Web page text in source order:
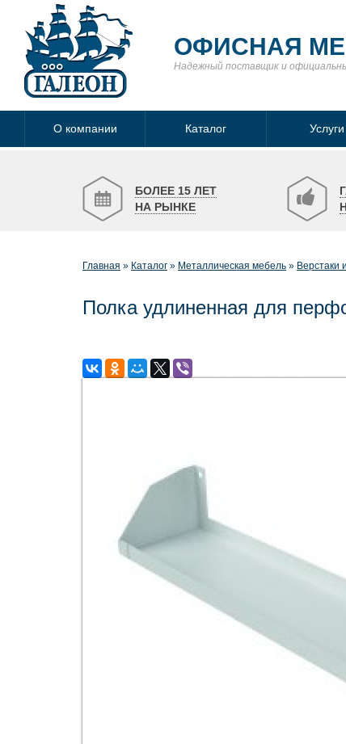
ОФИСНАЯ
Надежный поставщик и
О компании Каталог Услуги
БОЛЕЕ 15 ЛЕТ
НА РЫНКЕ
Главная Каталог Металлическая мебель Верстаки
Полка удлиненная для